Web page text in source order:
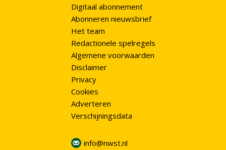
Digitaal abonnement
Abonneren nieuwsbrief
Het team
Redactionele spelregels
Algemene voorwaarden
Disclaimer
Privacy
Cookies
Adverteren
Verschijningsdata
info@nwst.nl